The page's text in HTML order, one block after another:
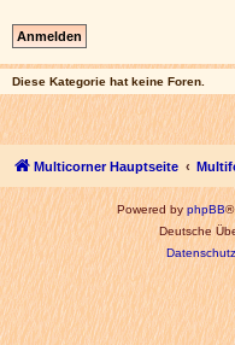
Diese Kategorie hat keine Foren.
Multicorner Hauptseite
Powered byphpBB®
Deutsche
Datenschutz